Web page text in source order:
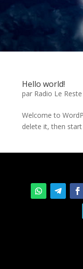
Hello world!
par Radio Le Reste
Welcome to
delete it, then